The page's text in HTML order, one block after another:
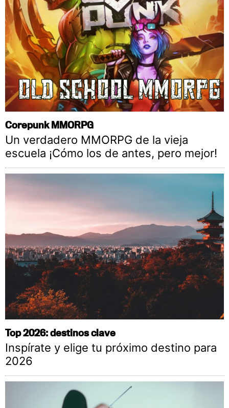
Corepunk MMORPG
Un verdadero MMORPG de la vieja
escuela ¡Cómo los de antes, pero mejor!
Top 2026: destinos clave
Inspírate y elige tu próximo destino para
2026